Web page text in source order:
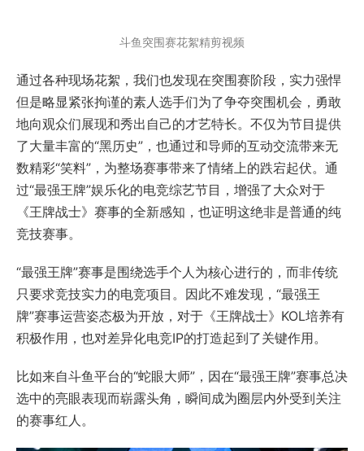
斗鱼突围赛花絮精剪视频
通过各种现场花絮，我们也发现在突围赛阶段，实力强悍
但是略显紧张拘谨的素人选手们为了争夺突围机会，勇敢
地向观众们展现和秀出自己的才艺特长。不仅为节目提供
了大量丰富的“黑历史”，也通过和导师的互动交流带来无
数精彩“笑料”，为整场赛事带来了情绪上的跌宕起伏。通
过“最强王牌”娱乐化的电竞综艺节目，增强了大众对于
《王牌战士》赛事的全新感知，也证明这绝非是普通的纯
竞技赛事。
“最强王牌”赛事是围绕选手个人为核心进行的，而非传统
只要求竞技实力的电竞项目。因此不难发现，“最强王
牌”赛事运营姿态极为开放，对于《王牌战士》KOL培养有
积极作用，也对差异化电竞IP的打造起到了关键作用。
比如来自斗鱼平台的“蛇眼大师”，因在“最强王牌”赛事总决
选中的亮眼表现而崭露头角，瞬间成为圈层内外受到关注
的赛事红人。